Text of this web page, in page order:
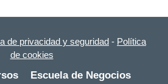
de privacidad y seguridad - Política
de cookies
Escuela de Negocios